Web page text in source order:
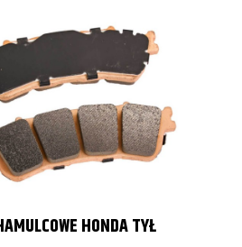
HONDA TYŁ